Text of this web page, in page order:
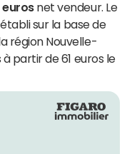
eurosnet vendeur. Le
sur la base de
région Nouvelle-
partir de 61 euros le